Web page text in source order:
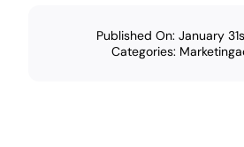
Published On: January
Categories: